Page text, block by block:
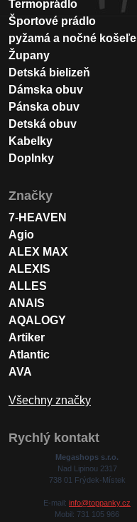
Termoprádlo
Športové prádlo
pyžamá a nočné košeľe
Župany
Detská bielizeň
Dámska obuv
Pánska obuv
Detská obuv
Kabelky
Doplnky
Značky
7-HEAVEN
Agio
ALEX MAX
ALEXIS
ALLES
ANAIS
AQALOGY
Artiker
Atlantic
AVA
Všechny značky
Rychlý kontakt
Megashops s.r.o.
Nad Lipinou 2317
738 01 Frýdek-Místek
E-mail: info@toppanky.cz
Mobil: 731 105 986